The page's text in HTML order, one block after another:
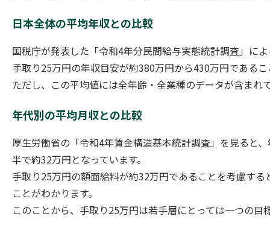
日本全体の平均年収との比較
国税庁が発表した「令和4年分民間給与実態統計調査」に
手取り25万円の年収目安が約380万円から430万円である
ただし、この平均値には全年齢・全業種のデータが含ま
年代別の平均月収との比較
厚生労働省の「令和4年賃金構造基本統計調査」を見ると
半で約32万円となっています。
手取り25万円の額面給料が約32万円であることを考慮す
ことがわかります。
このことから、手取り25万円は若手層にとっては一つの